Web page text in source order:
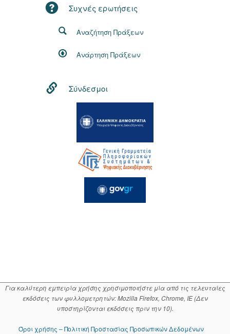
Συχνές ερωτήσεις
Αναζήτηση Πράξεων
Ανάρτηση Πράξεων
Σύνδεσμοι
Για καλύτερη εμπειρία χρήσης χρησιμοποιήστε μία από τις τελευταίες
εκδόσεις των φυλλομετρητών: Mozilla Firefox, Chrome, IE (Δεν
υποστηρίζονται εκδόσεις πριν την 10).
Όροι χρήσης – Πολιτική Προστασίας Προσωπικών Δεδομένων